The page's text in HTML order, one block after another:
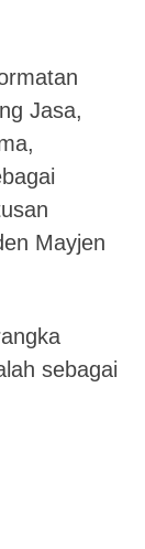
Jasa,
Mayjen
sebagai